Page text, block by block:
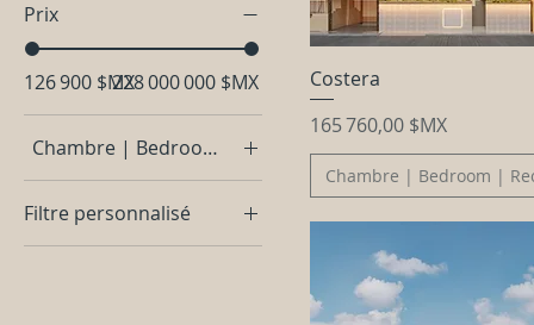
Prix
126 900 $MX228 000 000 $MX
Chambre | Bedroom | Recámara
2
Filtre personnalisé
2 Chambres |
Costera
Prix
165 760,00 $MX
Chambre | Bedroom |